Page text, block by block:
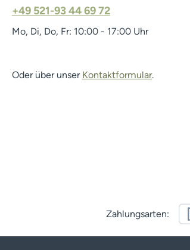
+49 521-93 44 69 72
Mo, Di, Do, Fr: 10:00 - 17:00 Uhr
Oder über unser Kontaktformular.
Zahlungsarten: